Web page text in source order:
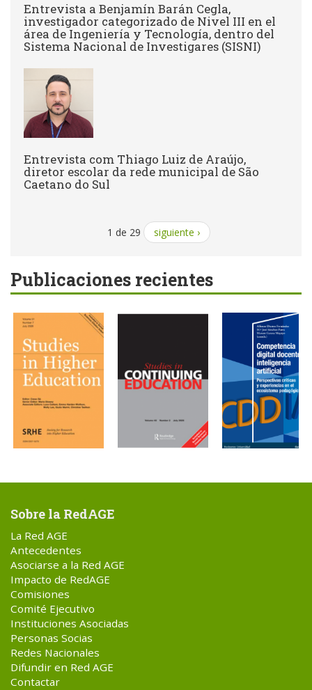
Entrevista a Benjamín Barán Cegla,
investigador categorizado de Nivel III en el
área de Ingeniería y Tecnología, dentro del
Sistema Nacional de Investigares (SISNI)
Entrevista com Thiago Luiz de Araújo,
diretor escolar da rede municipal de São
Caetano do Sul
1 de 29 siguiente ›
Publicaciones recientes
Sobre la RedAGE
La Red AGE
Antecedentes
Asociarse a la Red AGE
Impacto de RedAGE
Comisiones
Comité Ejecutivo
Instituciones Asociadas
Personas Socias
Redes Nacionales
Difundir en Red AGE
Contactar